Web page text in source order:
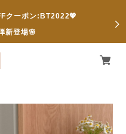
クーポン:BT2022💖
新登場🌸